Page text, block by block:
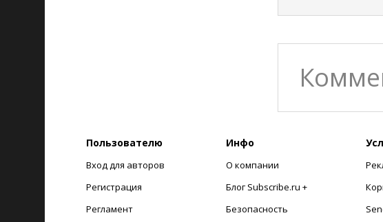
Пользователю
Вход для авторов
Регистрация
Регламент
Инфо
О компании
Блог Subscribe.ru +
Безопасность